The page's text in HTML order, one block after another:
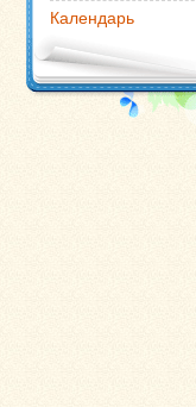
Календарь